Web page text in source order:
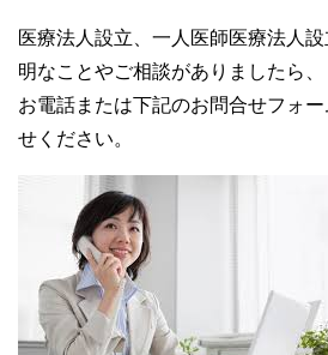
医療法人設立、一人医師医療法人
明なことやご相談がありましたら、
お電話または下記のお問合せフォ
せください。